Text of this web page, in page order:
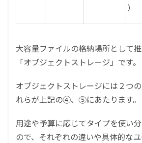
）
大容量ファイルの格納場所として
「オブジェクトストレージ」です。
オブジェクトストレージには２つ
れらが上記の④、⑤にあたります。
用途や予算に応じてタイプを使い
ので、それぞれの違いや具体的な